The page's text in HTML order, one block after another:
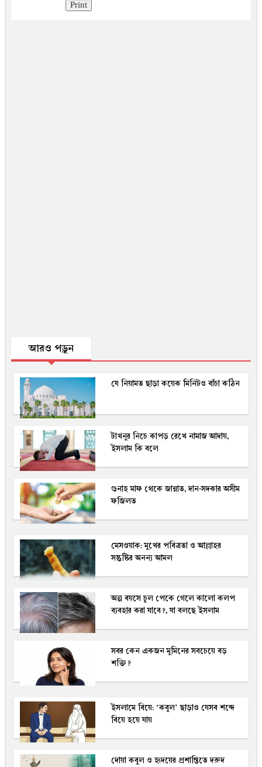
Print
আরও পড়ুন
যে নিয়ামত ছাড়া কয়েক মিনিটও বাঁচা কঠিন
টাখনুর নিচে কাপড় রেখে নামাজ আদায়,
ইসলাম কি বলে
গুনাহ মাফ থেকে জান্নাত, দান-সদকার অসীম
ফজিলত
মেসওয়াক: মুখের পবিত্রতা ও আল্লাহর
সন্তুষ্টির অনন্য আমল
অল্প বয়সে চুল পেকে গেলে কালো কলপ
ব্যবহার করা যাবে?, যা বলছে ইসলাম
সবর কেন একজন মুমিনের সবচেয়ে বড়
শক্তি?
ইসলামে বিয়ে: ‘কবুল’ ছাড়াও যেসব শব্দে
বিয়ে হয়ে যায়
দোয়া কবুল ও হৃদয়ের প্রশান্তিতে দরুদ